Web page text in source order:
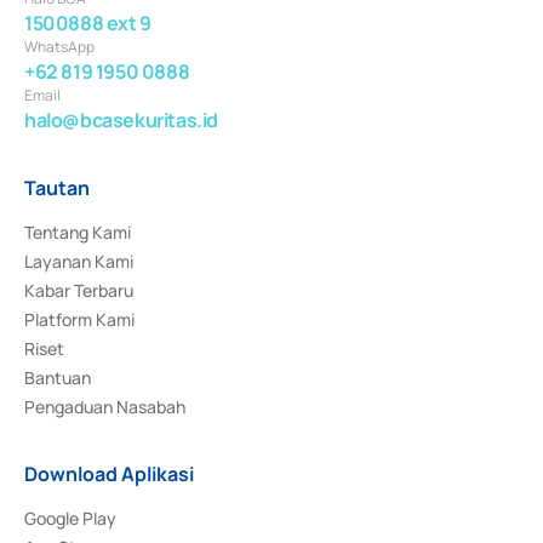
1500888 ext 9
WhatsApp
+62 819 1950 0888
Email
halo@bcasekuritas.id
Tautan
Tentang Kami
Layanan Kami
Kabar Terbaru
Platform Kami
Riset
Bantuan
Pengaduan Nasabah
Download Aplikasi
Google Play